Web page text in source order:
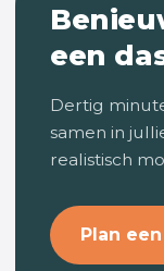
een
Dertig
samen in
realistisch
Plan